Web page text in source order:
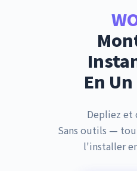
En
Depliez et
Sans outils —
l'installer